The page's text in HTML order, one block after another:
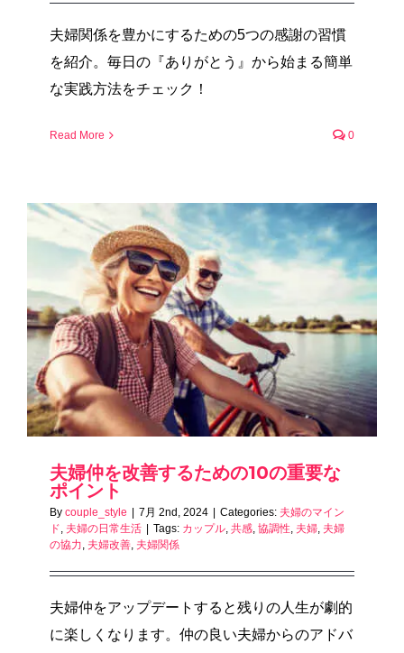
夫婦関係を豊かにするための5つの感謝の習慣
を紹介。毎日の『ありがとう』から始まる簡単
な実践方法をチェック！
Read More 0
夫婦仲を改善するための10の重要な
ポイント
By couple_style 7月 2nd, 2024 Categories: 夫婦のマイン
ド, 夫婦の日常生活 Tags: カップル, 共感, 協調性, 夫婦, 夫婦
の協力, 夫婦改善, 夫婦関係
夫婦仲をアップデートすると残りの人生が劇的
に楽しくなります。仲の良い夫婦からのアドバ